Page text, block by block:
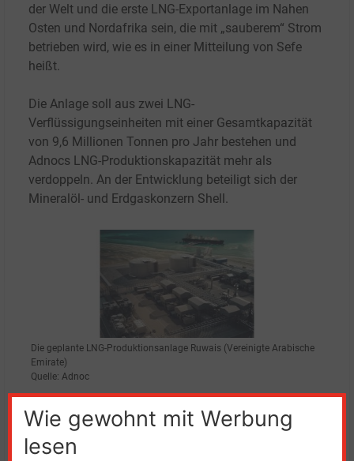
Wie gewohnt mit Werbung
lesen
der Welt und die erste LNG-Exportanlage im Nahen
Osten und Nordafrika sein, die mit „sauberem“ Strom
betrieben wird, wie es in einer Mitteilung von Sefe
heißt.
Die Anlage soll aus zwei LNG-
Verflüssigungseinheiten mit einer Gesamtkapazität
von 9,6 Millionen Tonnen pro Jahr bestehen und
Adnocs LNG-Produktionskapazität mehr als
verdoppeln. An der Entwicklung beteiligt sich der
Mineralöl- und Erdgaskonzern Shell.
Die geplante LNG-Produktionsanlage Ruwais (Vereinigte Arabische
Emirate)
Quelle: Adnoc
„Die Partnerschaft mit Adnoc trägt zur weiteren
Diversifizierung unseres Portfolios bei und stärkt so
die Versorgungssicherheit in Deutschland und